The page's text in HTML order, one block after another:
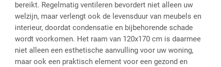
bereikt. Regelmatig ventileren bevordert niet alleen uw
welzijn, maar verlengt ook de levensduur van meubels en
interieur, doordat condensatie en bijbehorende schade
wordt voorkomen. Het raam van 120x170 cm is daarmee
niet alleen een esthetische aanvulling voor uw woning,
maar ook een praktisch element voor een gezond en